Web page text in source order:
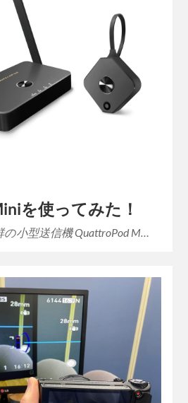
を使ってみた！
小型送信機 QuattroPod M…